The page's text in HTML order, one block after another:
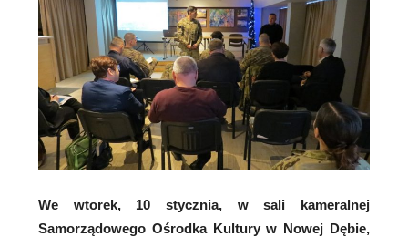
We wtorek, 10 stycznia, w sali kameralnej
Samorządowego Ośrodka Kultury w Nowej Dębie,